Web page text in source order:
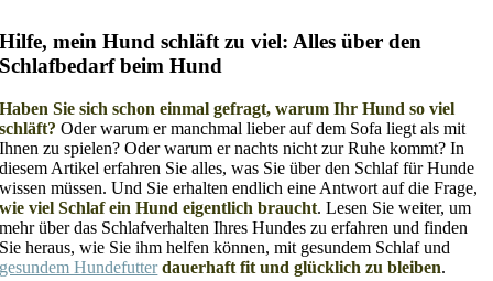
Hilfe, mein Hund schläft zu viel: Alles über den
Schlafbedarf beim Hund
Haben Sie sich schon einmal gefragt, warum Ihr Hund so viel
schläft? Oder warum er manchmal lieber auf dem Sofa liegt als mit
Ihnen zu spielen? Oder warum er nachts nicht zur Ruhe kommt? In
diesem Artikel erfahren Sie alles, was Sie über den Schlaf für Hunde
wissen müssen. Und Sie erhalten endlich eine Antwort auf die Frage,
wie viel Schlaf ein Hund eigentlich braucht. Lesen Sie weiter, um
mehr über das Schlafverhalten Ihres Hundes zu erfahren und finden
Sie heraus, wie Sie ihm helfen können, mit gesundem Schlaf und
gesundem Hundefutter dauerhaft fit und glücklich zu bleiben.